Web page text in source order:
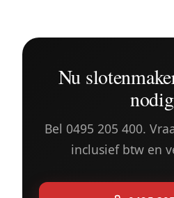
Nu
Bel 0495 205 400.
inclusief btw en